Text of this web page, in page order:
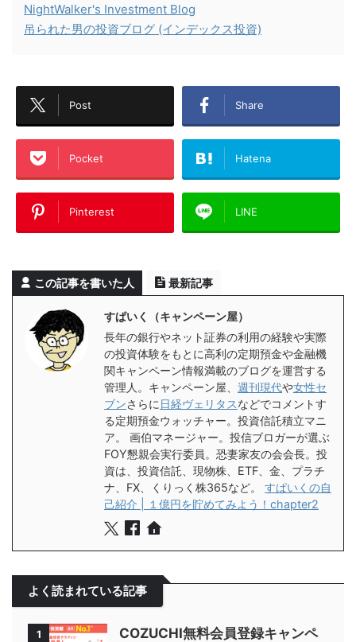
NightWalker's Investment Blog
吊られた男の投資ブログ (インデックス投資)
Post Share
Pocket Hatena
Pinterest LINE
この記事を書いた人 最新記事
すぱいく（キャンペーン屋）
長年の銀行やネット証券の利用の経験や実際
の投資体験をもとに高利の定期預金や金融機
関キャンペーン情報満載のブログを運営する
管理人。キャンペーン屋、 週刊現代や女性セ
ブンさらに 日経ヴェリタスなどでコメントす
る定期預金ウォッチャー。投資信託積立マニ
ア。 画伯マネージャー。投信ブロガーが選ぶ
FOY懇親会実行委員。恐妻家友の会会長。投
資は、投資信託、現物株、ETF、金、プラチ
ナ、FX、くりっく株365など。 すぱいくの自
己紹介 | １億円を貯めてみよう！chapter2
よく読まれている記事
1
COZUCHI無料会員登録キャンペ